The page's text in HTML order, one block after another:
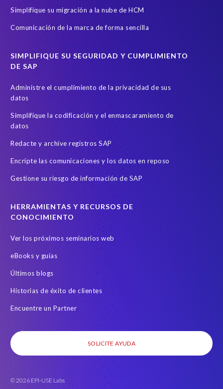
Simplifique su migración a la nube de HCM
Comunicación de la marca de forma sencilla
SIMPLIFIQUE SU SEGURIDAD Y CUMPLIMIENTO
DE SAP
Administre el cumplimiento de la privacidad de sus
datos
Simplifique la codificación y el enmascaramiento de
datos
Redacte y archive registros SAP
Encripte las comunicaciones y los datos en reposo
Gestione su riesgo de información de SAP
HERRAMIENTAS Y RECURSOS DE
CONOCIMIENTO
Ver los próximos seminarios web
eBooks y guías
Últimos blogs
Historias de éxito de clientes
Encuentre un Partner
SOLICITE AYUDA
© 2026 EPI-USE Labs